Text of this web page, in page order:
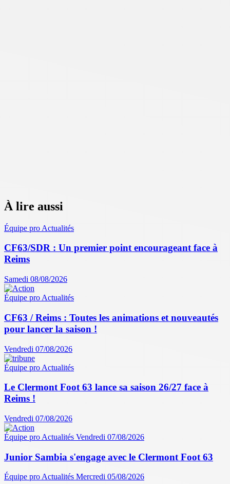
À lire aussi
Équipe pro Actualités
CF63/SDR : Un premier point encourageant face à
Reims
Samedi 08/08/2026
Équipe pro Actualités
CF63 / Reims : Toutes les animations et nouveautés
pour lancer la saison !
Vendredi 07/08/2026
Équipe pro Actualités
Le Clermont Foot 63 lance sa saison 26/27 face à
Reims !
Vendredi 07/08/2026
Équipe pro Actualités Vendredi 07/08/2026
Junior Sambia s'engage avec le Clermont Foot 63
Équipe proActualités Mercredi 05/08/2026